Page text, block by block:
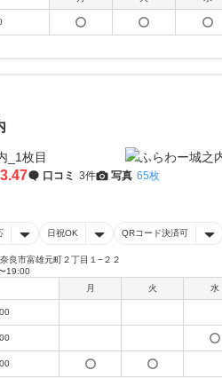
3.47 口コミ 3件 写真 65枚
日祝OK QRコード決済可
良市富雄元町２丁目１−２２
19:00
月
火 水